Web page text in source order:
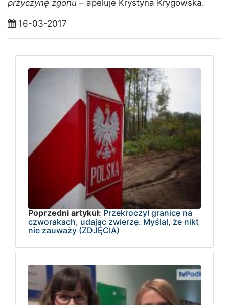
przyczynę zgonu – apeluje Krystyna Krygowska.
16-03-2017
Poprzedni artykuł: Przekroczył granicę na
czworakach, udając zwierzę. Myślał, że nikt
nie zauważy (ZDJĘCIA)